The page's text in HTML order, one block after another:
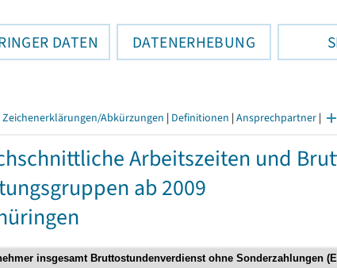
DATEN DATENERHEBUNG
Zeichenerklärungen/Abkürzungen | Definitionen | Ansprechpartner |
Arbeitszeiten und
ab 2009